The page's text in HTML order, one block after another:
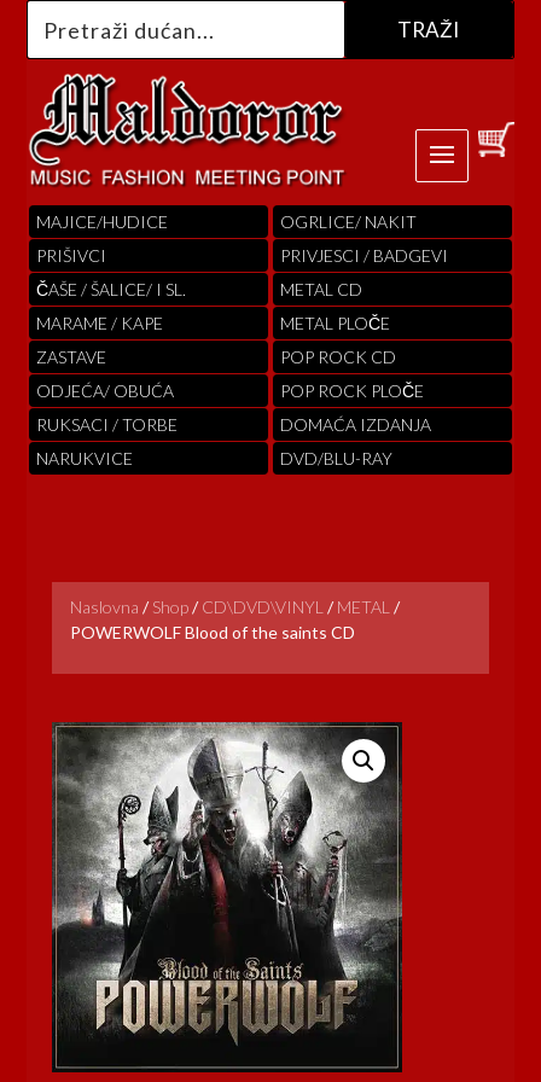
MAJICE/HUDICE
PRIŠIVCI
ČAŠE / ŠALICE/ I SL.
MARAME / KAPE
ZASTAVE
ODJEĆA/ OBUĆA
RUKSACI / TORBE
NARUKVICE
OGRLICE/ NAKIT
PRIVJESCI / BADGEVI
METAL CD
METAL PLOČE
POP ROCK CD
POP ROCK PLOČE
DOMAĆA IZDANJA
DVD/BLU-RAY
Naslovna / Shop/ CD\DVD\VINYL / METAL /
POWERWOLF Blood of the saints CD